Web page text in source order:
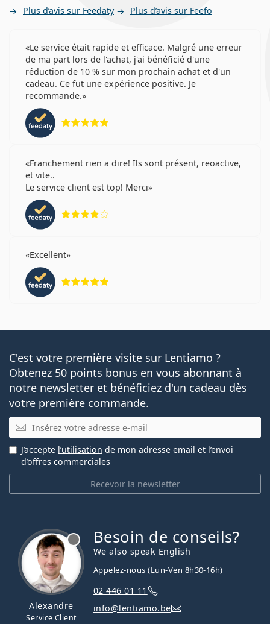
Plus d’avis sur Feedaty Plus d’avis sur Feefo
Le service était rapide et efficace. Malgré une erreur
de ma part lors de l'achat, j'ai bénéficié d'une
réduction de 10 % sur mon prochain achat et d'un
cadeau. Ce fut une expérience positive. Je
recommande.
Franchement rien a dire! Ils sont présent, reoactive,
et vite..
Le service client est top! Merci
Excellent
C'est votre première visite sur Lentiamo ?
Obtenez 50 points bonus en vous abonnant à
notre newsletter et bénéficiez d'un cadeau dès
votre première commande.
E-mail
Recevoir la newsletter
J’accepte l’utilisation de mon adresse email et l’envoi
d’offres commerciales
Alexandre
Service Client
Besoin de conseils?
We also speak English
Appelez-nous (Lun-Ven 8h30-16h)
02 446 01 11
info@lentiamo.be